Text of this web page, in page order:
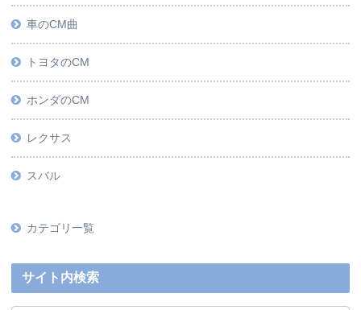
車のCM曲
トヨタのCM
ホンダのCM
レクサス
スバル
カテゴリ一覧
サイト内検索